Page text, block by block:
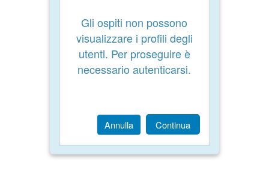
Gli ospiti non possono
visualizzare i profili degli
utenti. Per proseguire è
necessario autenticarsi.
Annulla Continua